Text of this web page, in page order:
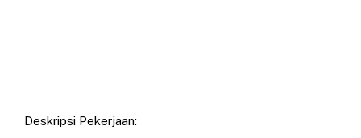
Deskripsi Pekerjaan: